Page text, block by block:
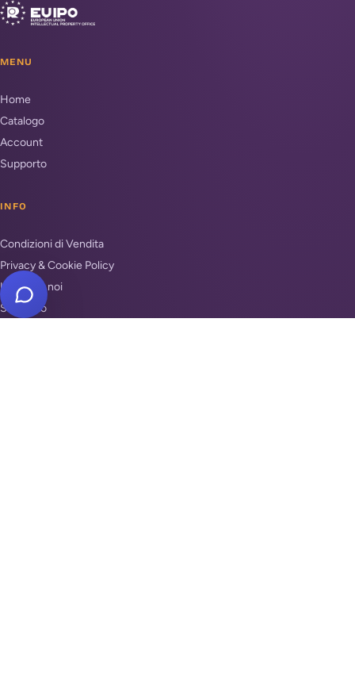
MENU
Home
Catalogo
Account
Supporto
INFO
Condizioni di Vendita
Privacy & Cookie Policy
Unisciti a noi
Supporto